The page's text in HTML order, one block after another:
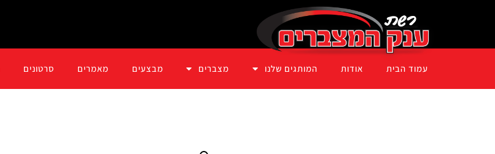
עמוד הבית אודות המותגים שלנו מצברים מבצעים מאמרים סרטונים